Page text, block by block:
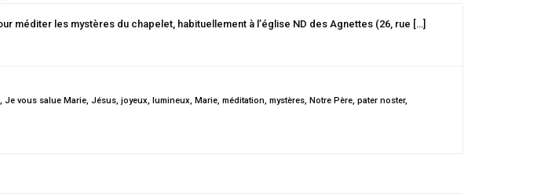
méditer les mystères du chapelet, habituellement à l’église ND des Agnettes (26, rue […]
, Je vous salue Marie, Jésus, joyeux, lumineux, Marie, méditation, mystères, Notre Père, pater noster,